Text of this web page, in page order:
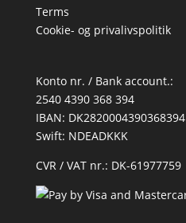
Terms
Cookie- og privalivspolitik
Konto nr. / Bank account.:
2540 4390 368 394
IBAN: DK2820004390368394
Swift: NDEADKKK
CVR / VAT nr.: DK-61977759